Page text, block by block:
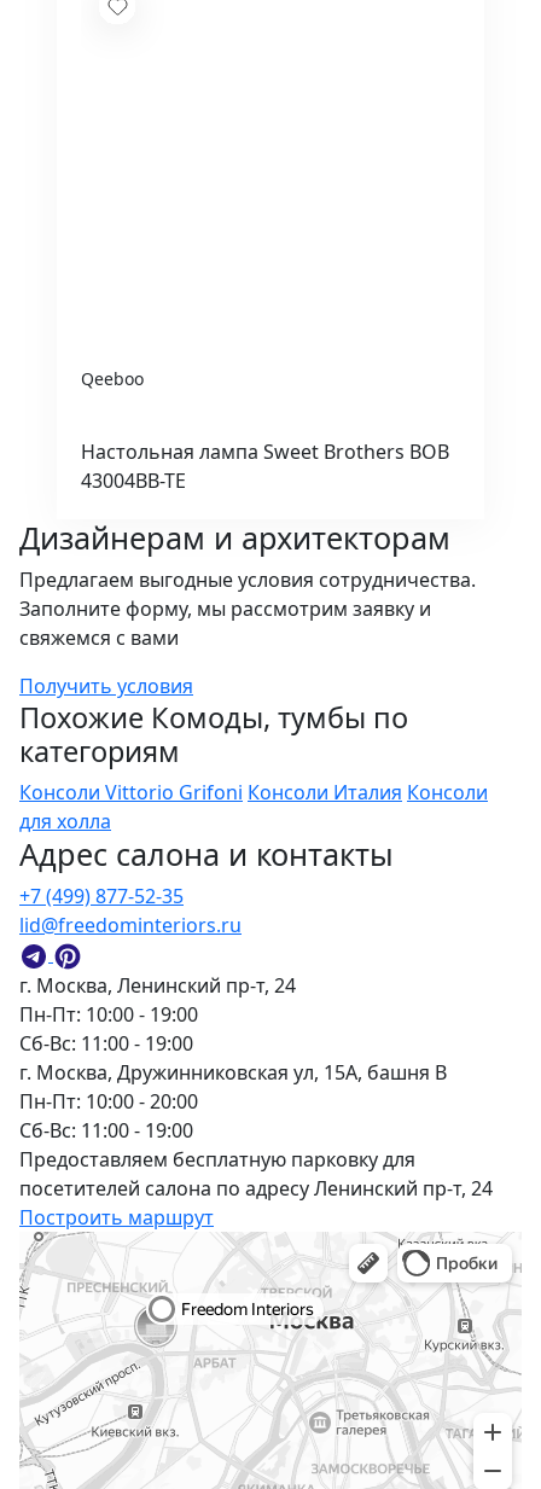
Qeeboo
Настольная лампа Sweet Brothers BOB
43004BB-TE
Дизайнерам и архитекторам
Предлагаем выгодные условия сотрудничества.
Заполните форму, мы рассмотрим заявку и
свяжемся с вами
Получить условия
Похожие Комоды, тумбы по
категориям
Консоли Vittorio Grifoni Консоли Италия Консоли
для холла
Адрес салона и контакты
г. Москва, Ленинский пр-т, 24
Пн-Пт: 10:00 - 19:00
Сб-Вс: 11:00 - 19:00
г. Москва, Дружинниковская ул, 15А, башня В
Пн-Пт: 10:00 - 20:00
Сб-Вс: 11:00 - 19:00
Предоставляем бесплатную парковку для
посетителей салона по адресу Ленинский пр-т, 24
Построить маршрут
+7 (499) 877-52-35
lid@freedominteriors.ru